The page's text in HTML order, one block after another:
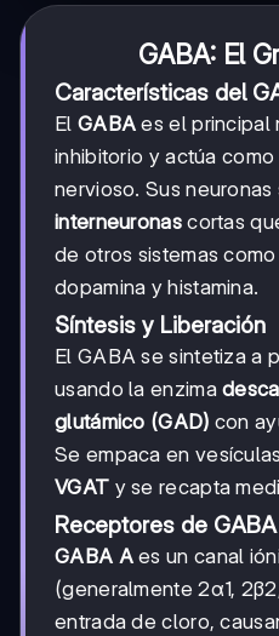
GABA: El
Características del
El GABA es el principal
inhibitorio y actúa
nervioso. Sus
interneuronascortas
de otros sistemas
dopamina y histamina.
Síntesis y Liberación
El GABA se sintetiza a
usando la enzima
glutámico (GAD) con
Se empaca en
VGAT y se recapta
Receptores de GABA
GABA Aes un canal
(generalmente 2α1,
entrada de cloro,